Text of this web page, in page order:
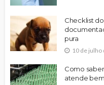
Checklist
pura
10 de julho
Como
atende